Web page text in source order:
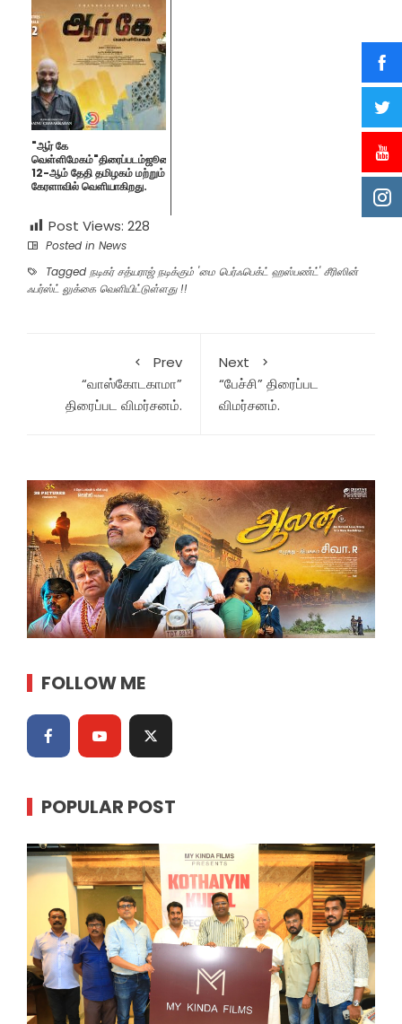
"ஆர் கே
வெள்ளிமேகம்"திரைப்படம்ஜூலை
12-ஆம் தேதி தமிழகம் மற்றும்
கேரளாவில் வெளியாகிறது.
Post Views: 228
Posted in News
Tagged நடிகர் சத்யராஜ் நடிக்கும் 'மை பெர்ஃபெக்ட் ஹஸ்பண்ட்' சீரிஸின்
ஃபர்ஸ்ட் லுக்கை வெளியிட்டுள்ளது !!
Prev
“வாஸ்கோடகாமா”
திரைப்பட விமர்சனம்.
Next
“பேச்சி” திரைப்பட
விமர்சனம்.
FOLLOW ME
POPULAR POST